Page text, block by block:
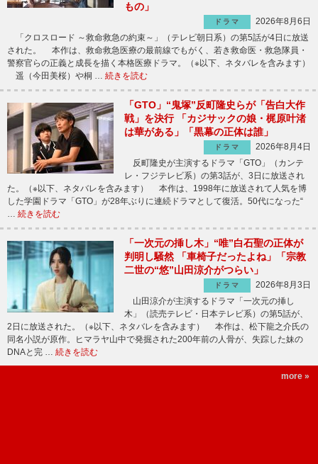
もの」
ドラマ
2026年8月6日
「クロスロード ～救命救急の約束～」（テレビ朝日系）の第5話が4日に放送
された。 本作は、救命救急医療の最前線でもがく、若き救命医・救急隊員・
警察官らの正義と成長を描く本格医療ドラマ。（※以下、ネタバレを含みます）
遥（今田美桜）や桐 … 続きを読む
「GTO」“鬼塚”反町隆史らが「告白大作
戦」を決行 「カジサックの娘・梶原叶渚
は華がある」「黒幕の正体は誰」
ドラマ
2026年8月4日
反町隆史が主演するドラマ「GTO」（カンテ
レ・フジテレビ系）の第3話が、3日に放送され
た。（※以下、ネタバレを含みます） 本作は、1998年に放送されて人気を博
した学園ドラマ「GTO」が28年ぶりに連続ドラマとして復活。50代になった“
… 続きを読む
「一次元の挿し木」“唯”白石聖の正体が
判明し騒然 「車椅子だったよね」「宗教
二世の“悠”山田涼介がつらい」
ドラマ
2026年8月3日
山田涼介が主演するドラマ「一次元の挿し
木」（読売テレビ・日本テレビ系）の第5話が、
2日に放送された。（※以下、ネタバレを含みます） 本作は、松下龍之介氏の
同名小説が原作。ヒマラヤ山中で発掘された200年前の人骨が、失踪した妹の
DNAと完 … 続きを読む
more »